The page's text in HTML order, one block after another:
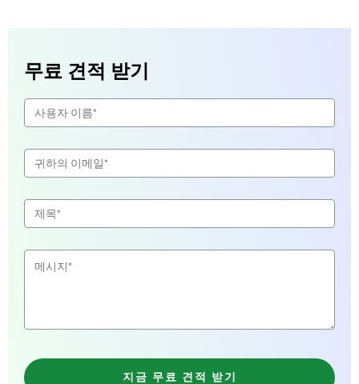
무료 견적 받기